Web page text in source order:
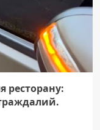
ресторану: